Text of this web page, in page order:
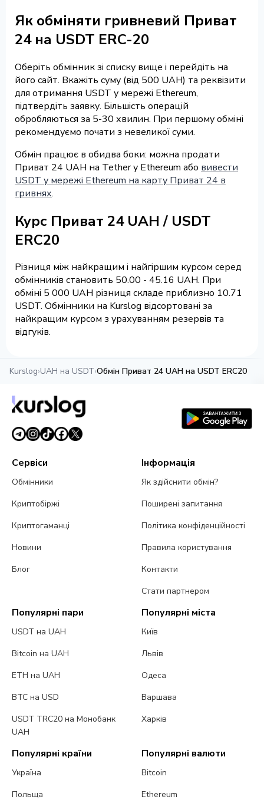
Як обміняти гривневий Приват
24 на USDT ERC-20
Оберіть обмінник зі списку вище і перейдіть на
його сайт. Вкажіть суму (від 500 UAH) та реквізити
для отримання USDT у мережі Ethereum,
підтвердіть заявку. Більшість операцій
обробляються за 5-30 хвилин. При першому обміні
рекомендуємо почати з невеликої суми.
Обмін працює в обидва боки: можна продати
Приват 24 UAH на Tether у Ethereum або вивести
USDT у мережі Ethereum на карту Приват 24 в
гривнях.
Курс Приват 24 UAH / USDT
ERC20
Різниця між найкращим і найгіршим курсом серед
обмінників становить 50.00 - 45.16 UAH. При
обміні 5 000 UAH різниця складе приблизно 10.71
USDT. Обмінники на Kurslog відсортовані за
найкращим курсом з урахуванням резервів та
відгуків.
Kurslog›UAH на USDT›Обмін Приват 24 UAH на USDT ERC20
Сервіси
Обмінники
Криптобіржі
Криптогаманці
Новини
Блог
Інформація
Як здійснити обмін?
Поширені запитання
Політика конфіденційності
Правила користування
Контакти
Стати партнером
Популярні пари
USDT на UAH
Bitcoin на UAH
ETH на UAH
BTC на USD
USDT TRC20 на Монобанк
UAH
Популярні міста
Київ
Львів
Одеса
Варшава
Харків
Популярні країни
Україна
Польща
Популярні валюти
Bitcoin
Ethereum